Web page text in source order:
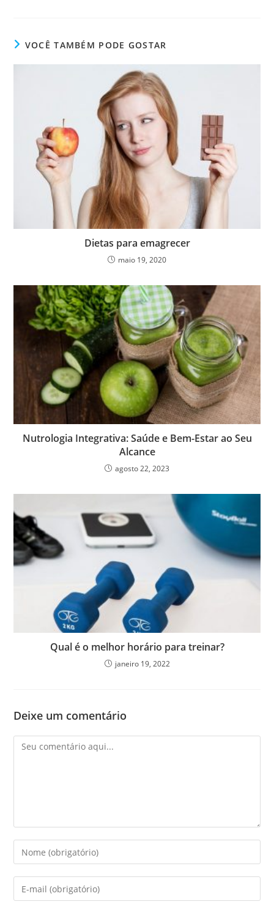
VOCÊ TAMBÉM PODE GOSTAR
Dietas para emagrecer
maio 19, 2020
Nutrologia Integrativa: Saúde e Bem-Estar ao Seu
Alcance
agosto 22, 2023
Qual é o melhor horário para treinar?
janeiro 19, 2022
Deixe um comentário
Comentário
Digite
seu
nome
ou
Digite
seu